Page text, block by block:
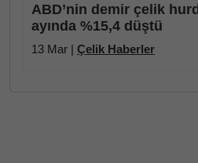
ABD’nin demir çelik
ayında %15,4 düştü
13 Mar | Çelik Haberler